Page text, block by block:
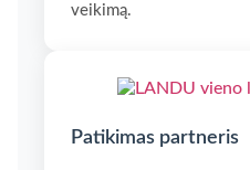
veikimą.
Patikimas partneris